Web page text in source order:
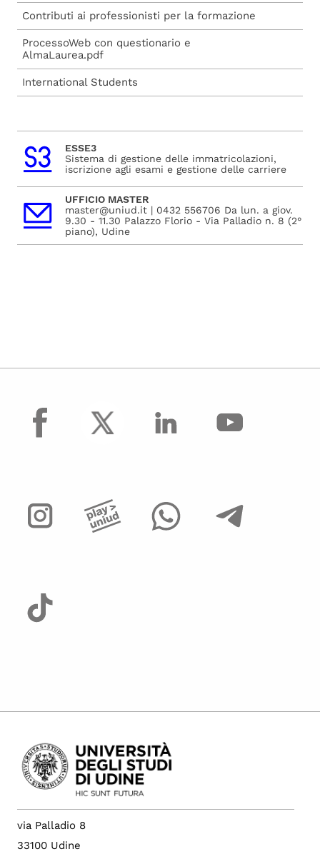
Contributi ai professionisti per la formazione
ProcessoWeb con questionario e
AlmaLaurea.pdf
International Students
ESSE3
Sistema di gestione delle immatricolazioni,
iscrizione agli esami e gestione delle carriere
UFFICIO MASTER
master@uniud.it | 0432 556706 Da lun. a giov.
9.30 - 11.30 Palazzo Florio - Via Palladio n. 8 (2°
piano), Udine
facebook
via Palladio 8
33100 Udine